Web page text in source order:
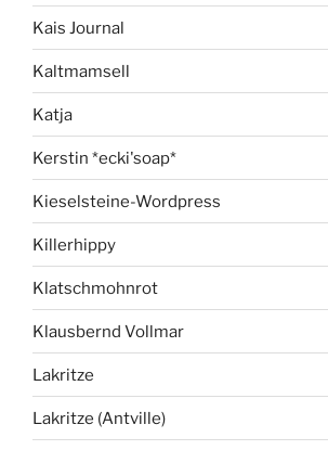
Kais Journal
Kaltmamsell
Katja
Kerstin *ecki'soap*
Kieselsteine-Wordpress
Killerhippy
Klatschmohnrot
Klausbernd Vollmar
Lakritze
Lakritze (Antville)